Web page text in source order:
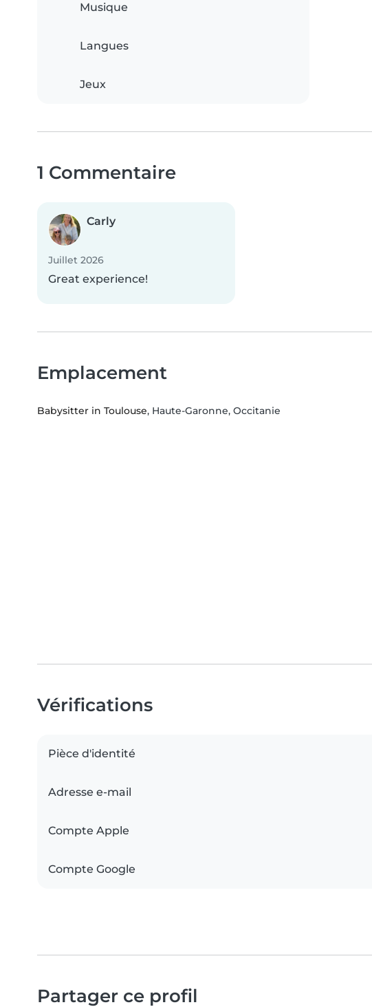
Musique
Langues
Jeux
1 Commentaire
Carly
Juillet 2026
Great experience!
Emplacement
Babysitter in Toulouse, Haute-Garonne, Occitanie
Vérifications
Pièce d'identité
Adresse e-mail
Compte Apple
Compte Google
Partager ce profil